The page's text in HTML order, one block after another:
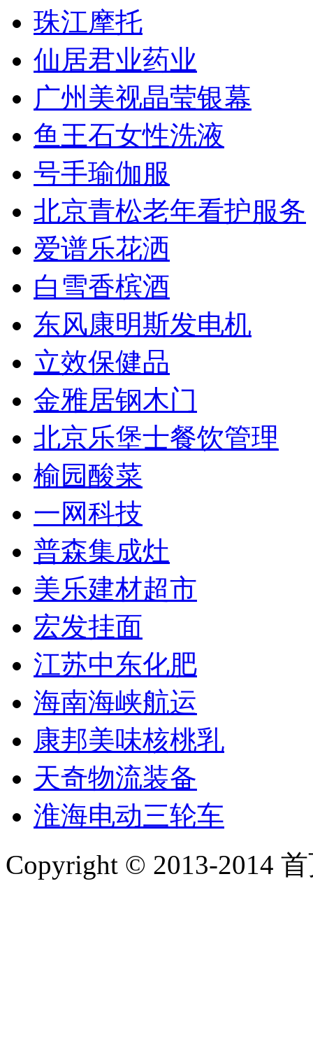
珠江摩托
仙居君业药业
广州美视晶莹银幕
鱼王石女性洗液
号手瑜伽服
北京青松老年看护服务
爱谱乐花洒
白雪香槟酒
东风康明斯发电机
立效保健品
金雅居钢木门
北京乐堡士餐饮管理
榆园酸菜
一网科技
普森集成灶
美乐建材超市
宏发挂面
江苏中东化肥
海南海峡航运
康邦美味核桃乳
天奇物流装备
淮海电动三轮车
Copyright © 2013-2014